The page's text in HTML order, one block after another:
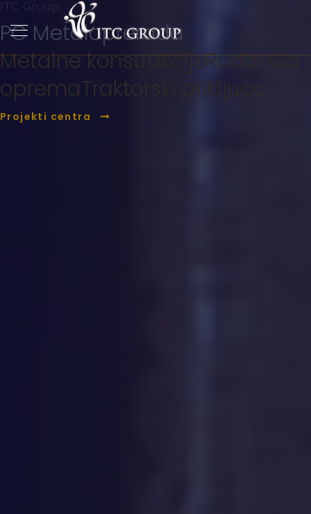
ITC Group
PC Metaloprerada
Metalne konstrukcijeRudarska
opremaTraktorski priključci
Projekti centra